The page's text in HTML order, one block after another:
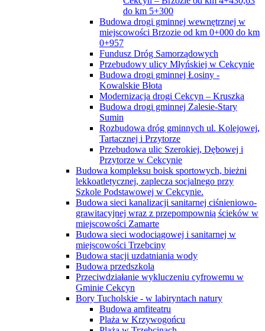
do km 5+300
Budowa drogi gminnej wewnętrznej w
miejscowości Brzozie od km 0+000 do km
0+957
Fundusz Dróg Samorządowych
Przebudowy ulicy Młyńskiej w Cekcynie
Budowa drogi gminnej Łosiny -
Kowalskie Błota
Modernizacja drogi Cekcyn – Kruszka
Budowa drogi gminnej Zalesie-Stary
Sumin
Rozbudowa dróg gminnych ul. Kolejowej,
Tartacznej i Przytorze
Przebudowa ulic Szerokiej, Dębowej i
Przytorze w Cekcynie
Budowa kompleksu boisk sportowych, bieżni
lekkoatletycznej, zaplecza socjalnego przy
Szkole Podstawowej w Cekcynie.
Budowa sieci kanalizacji sanitarnej ciśnieniowo-
grawitacyjnej wraz z przepompownią ścieków w
miejscowości Zamarte
Budowa sieci wodociągowej i sanitarnej w
miejscowości Trzebciny
Budowa stacji uzdatniania wody
Budowa przedszkola
Przeciwdziałanie wykluczeniu cyfrowemu w
Gminie Cekcyn
Bory Tucholskie - w labiryntach natury
Budowa amfiteatru
Plaża w Krzywogońcu